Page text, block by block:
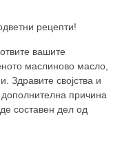
рецепти!
вашите
маслиново масло,
Здравите својства и
причина
составен дел од